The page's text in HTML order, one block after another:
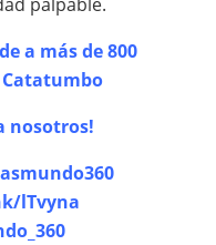
a más de 800
nosotros!
lTvyna